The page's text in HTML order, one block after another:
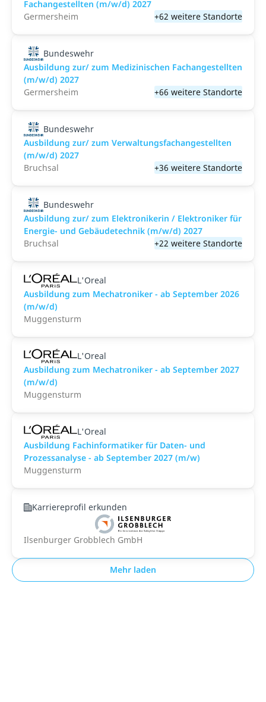
Fachangestellten (m/w/d) 2027
Germersheim
+62 weitere Standorte
Bundeswehr
Ausbildung zur/ zum Medizinischen Fachangestellten
(m/w/d) 2027
Germersheim
+66 weitere Standorte
Bundeswehr
Ausbildung zur/ zum Verwaltungsfachangestellten
(m/w/d) 2027
Bruchsal
+36 weitere Standorte
Bundeswehr
Ausbildung zur/ zum Elektronikerin / Elektroniker für
Energie- und Gebäudetechnik (m/w/d) 2027
Bruchsal
+22 weitere Standorte
L'Oreal
Ausbildung zum Mechatroniker - ab September 2026
(m/w/d)
Muggensturm
L'Oreal
Ausbildung zum Mechatroniker - ab September 2027
(m/w/d)
Muggensturm
L'Oreal
Ausbildung Fachinformatiker für Daten- und
Prozessanalyse - ab September 2027 (m/w)
Muggensturm
Karriereprofil erkunden
Ilsenburger Grobblech GmbH
Mehr laden